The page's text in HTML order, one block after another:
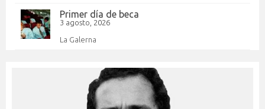
Primer día de beca
3 agosto, 2026
La Galerna